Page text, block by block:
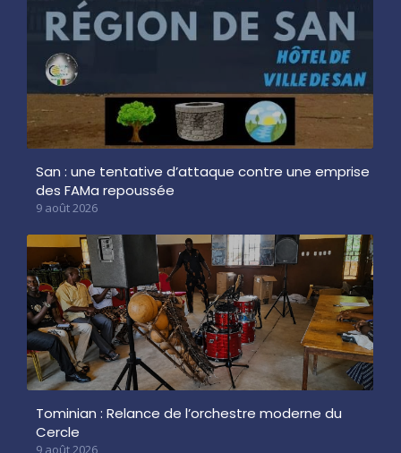
San : une tentative d’attaque contre une emprise
des FAMa repoussée
9 août 2026
Tominian : Relance de l’orchestre moderne du
Cercle
9 août 2026